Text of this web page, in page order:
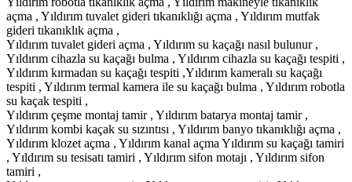
açma , Yıldırım tuvalet gideri tıkanıklığı açma , Yıldırım mutfak
gideri tıkanıklık açma ,
Yıldırım tuvalet gideri açma , Yıldırım su kaçağı nasıl bulunur ,
Yıldırım cihazla su kaçağı bulma , Yıldırım cihazla su kaçağı tespiti ,
Yıldırım kırmadan su kaçağı tespiti ,Yıldırım kameralı su kaçağı
tespiti , Yıldırım termal kamera ile su kaçağı bulma , Yıldırım robotla
su kaçak tespiti ,
Yıldırım çeşme montaj tamir , Yıldırım batarya montaj tamir ,
Yıldırım kombi kaçak su sızıntısı , Yıldırım banyo tıkanıklığı açma ,
Yıldırım klozet açma , Yıldırım kanal açma Yıldırım su kaçağı tamiri
, Yıldırım su tesisatı tamiri , Yıldırım sifon motajı , Yıldırım sifon
tamiri ,